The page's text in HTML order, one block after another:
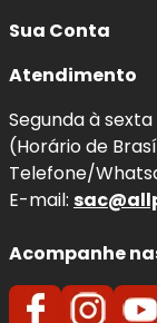
Sua Conta
Atendimento
Segunda à sexta
(Horário de
Telefone/
E-mail:
Acompanhe